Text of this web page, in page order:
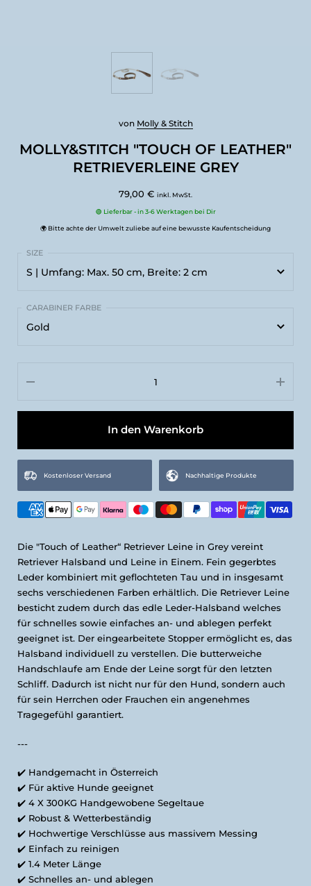
MOLLY&STITCH "TOUCH OF LEATHER"
RETRIEVERLEINE GREY
von Molly & Stitch
79,00 € inkl. MwSt.
🟢 Lieferbar - in 3-6 Werktagen bei Dir
🌍 Bitte achte der Umwelt zuliebe auf eine bewusste Kaufentscheidung
S | Umfang: Max. 50 cm, Breite: 2 cm
S | Umfang: Max. 50 cm, Breite: 2 cm
M | Umfang: Max. 60 cm, Breite: 3 cm
Gold
In den Warenkorb
Kostenloser Versand Nachhaltige Produkte
Die "Touch of Leather“ Retriever Leine in Grey vereint
Retriever Halsband und Leine in Einem. Fein gegerbtes
Leder kombiniert mit geflochteten Tau und in insgesamt
sechs verschiedenen Farben erhältlich. Die Retriever Leine
besticht zudem durch das edle Leder-Halsband welches
für schnelles sowie einfaches an- und ablegen perfekt
geeignet ist. Der eingearbeitete Stopper ermöglicht es, das
Halsband individuell zu verstellen. Die butterweiche
Handschlaufe am Ende der Leine sorgt für den letzten
Schliff. Dadurch ist nicht nur für den Hund, sondern auch
für sein Herrchen oder Frauchen ein angenehmes
Tragegefühl garantiert.
---
✔️ Handgemacht in Österreich
✔️ Für aktive Hunde geeignet
✔️ 4 X 300KG Handgewobene Segeltaue
✔️ Robust & Wetterbeständig
✔️ Hochwertige Verschlüsse aus massivem Messing
✔️ Einfach zu reinigen
✔️ 1.4 Meter Länge
✔️ Schnelles an- und ablegen